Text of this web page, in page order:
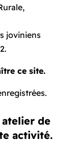
joviniens
ce site.
de
activité.